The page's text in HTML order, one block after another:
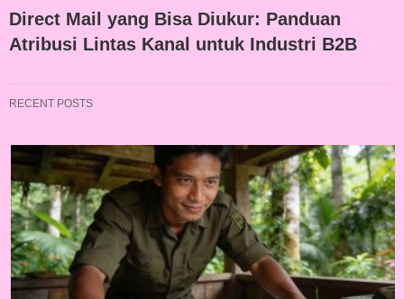
Direct Mail yang Bisa Diukur: Panduan
Atribusi Lintas Kanal untuk Industri B2B
RECENT POSTS